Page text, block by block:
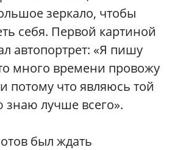
зеркало, чтобы
себя. Первой картиной
автопортрет: «Я пишу
много времени провожу
потому что являюсь той
знаю лучше всего».
был ждать